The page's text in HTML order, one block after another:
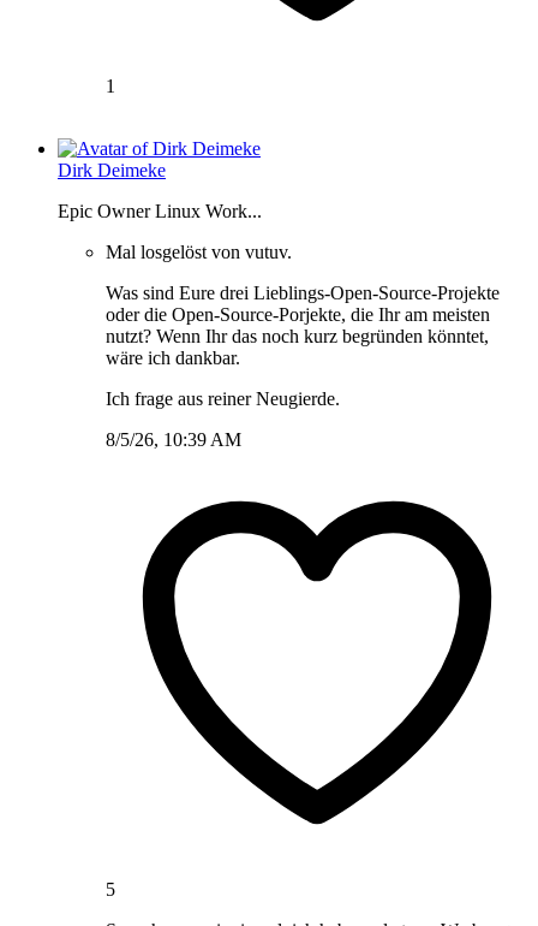
1
Dirk Deimeke
Epic Owner Linux Work...
Mal losgelöst von vutuv.
Was sind Eure drei Lieblings-Open-Source-Projekte
oder die Open-Source-Porjekte, die Ihr am meisten
nutzt? Wenn Ihr das noch kurz begründen könntet,
wäre ich dankbar.
Ich frage aus reiner Neugierde.
8/5/26, 10:39 AM
5